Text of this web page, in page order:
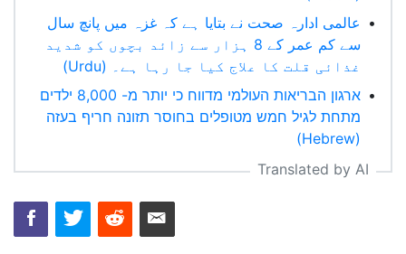
• عالمی ادارہ صحت نے بتایا ہے کہ غزہ میں پانچ سال
سے کم عمر کے 8 ہزار سے زائد بچوں کو شدید
غذائی قلت کا علاج کیا جا رہا ہے۔ (Urdu)
•
ארגון הבריאות העולמי מדווח כי יותר מ- 8,000 ילדים
מתחת לגיל חמש מטופלים בחוסר תזונה חריף בעזה
(Hebrew)
Translated by AI